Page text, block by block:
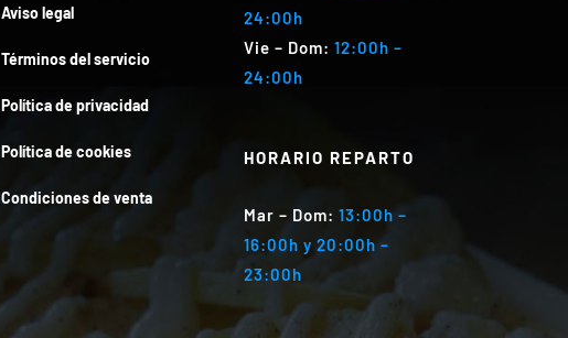
Aviso legal
Términos del servicio
Política de privacidad
Política de cookies
Condiciones de venta
24:00h
Vie – Dom:12:00h –
24:00h
HORARIO REPARTO
Mar – Dom:13:00h –
16:00h y 20:00h –
23:00h